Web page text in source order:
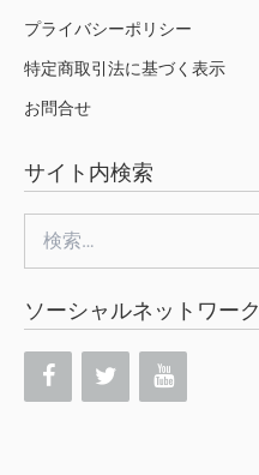
プライバシーポリシー
特定商取引法に基づく表示
お問合せ
サイト内検索
索:
ソーシャルネットワーク